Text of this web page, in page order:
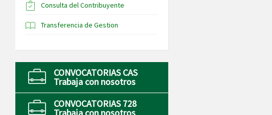
Consulta del Contribuyente
Transferencia de Gestion
CONVOCATORIAS CAS
Trabaja con nosotros
CONVOCATORIAS 728